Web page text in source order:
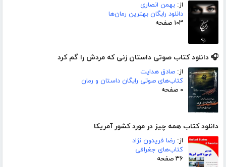
از: بهمن انصاری
دانلود رایگان بهترین رمان‌ها
۱۰۳ صفحه
🎧 دانلود کتاب صوتی داستان زنی که مردش را گم کرد
از: صادق هدایت
کتاب‌های صوتی رایگان داستان و رمان
۰ صفحه
دانلود کتاب همه چیز در مورد کشور آمریکا
از: رضا فریدون نژاد
کتاب‌های جغرافی
۳۶ صفحه